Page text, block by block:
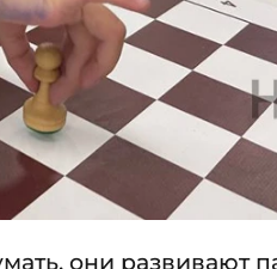
они развивают